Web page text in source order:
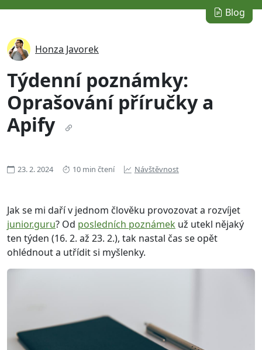
Blog
Honza Javorek
Týdenní poznámky:
Oprašování příručky a
Apify
23. 2. 2024 10 min čtení Návštěvnost
Jak se mi daří v jednom člověku provozovat a rozvíjet
junior.guru? Od posledních poznámek už utekl nějaký
ten týden (16. 2. až 23. 2.), tak nastal čas se opět
ohlédnout a utřídit si myšlenky.